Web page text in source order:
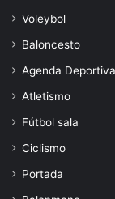
Voleybol
Baloncesto
Agenda Deportiva
Atletismo
Fútbol sala
Ciclismo
Portada